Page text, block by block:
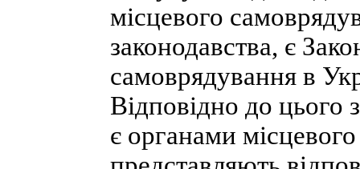
місцевого
законодавства, є
самоврядування в
Відповідно до цього
є органами